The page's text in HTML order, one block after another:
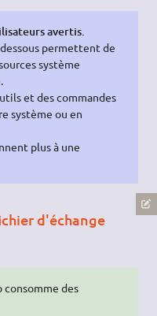
avertis.
permettent de
système
et des commandes
système ou en
plus à une
d'échange
consomme des